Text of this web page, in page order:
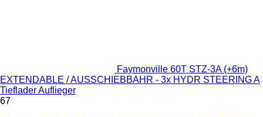
Faymonville 60T STZ-3A (+6m)
EXTENDABLE / AUSSCHIEBBAHR - 3x HYDR STEERING A
Tieflader Auflieger
67